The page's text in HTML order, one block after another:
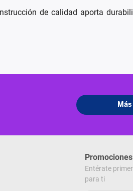
de calidad aporta
Entérate
para ti